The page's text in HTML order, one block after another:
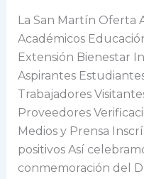
La San Martín Oferta
Académicos
Extensión Bienestar
Aspirantes
Trabajadores
Proveedores
Medios y Prensa
positivos Así
conmemoración del
Día
del
Pensionado